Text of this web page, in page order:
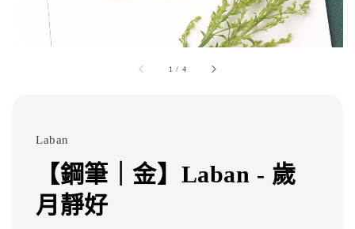
1 / 4
Laban
【鋼筆｜金】Laban - 歲
月靜好